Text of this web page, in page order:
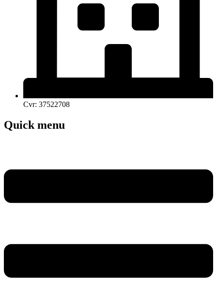
Cvr: 37522708
Quick menu